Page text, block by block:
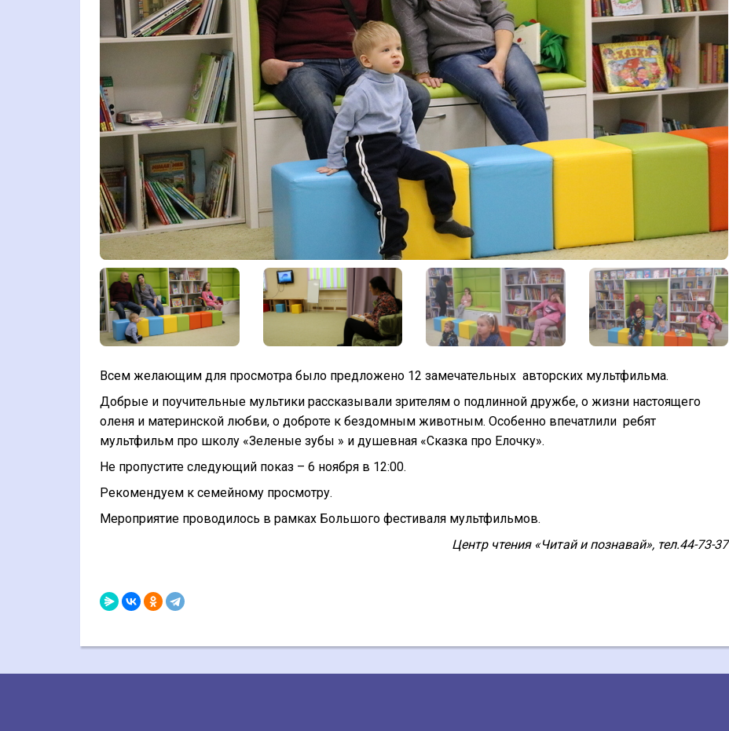
Всем желающим для просмотра было предложено 12 замечательных авторских мультфильма.
Добрые и поучительные мультики рассказывали зрителям о подлинной дружбе, о жизни настоящего
оленя и материнской любви, о доброте к бездомным животным. Особенно впечатлили ребят
мультфильм про школу «Зеленые зубы » и душевная «Сказка про Елочку».
Не пропустите следующий показ – 6 ноября в 12:00.
Рекомендуем к семейному просмотру.
Мероприятие проводилось в рамках Большого фестиваля мультфильмов.
Центр чтения «Читай и познавай», тел.44-73-37